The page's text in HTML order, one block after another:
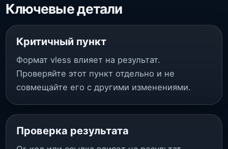
Ключевые детали
Критичный пункт
Формат vless влияет на результат.
Проверяйте этот пункт отдельно и не
совмещайте его с другими изменениями.
Проверка результата